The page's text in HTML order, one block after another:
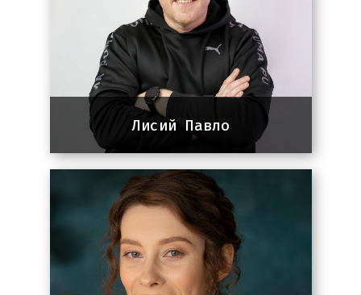
Лисий Павло
Сo-founder Panem
15 років досвіду в SEO та
інтернет-маркетингу. Десятки
кейсів в Україні, Британії та США.